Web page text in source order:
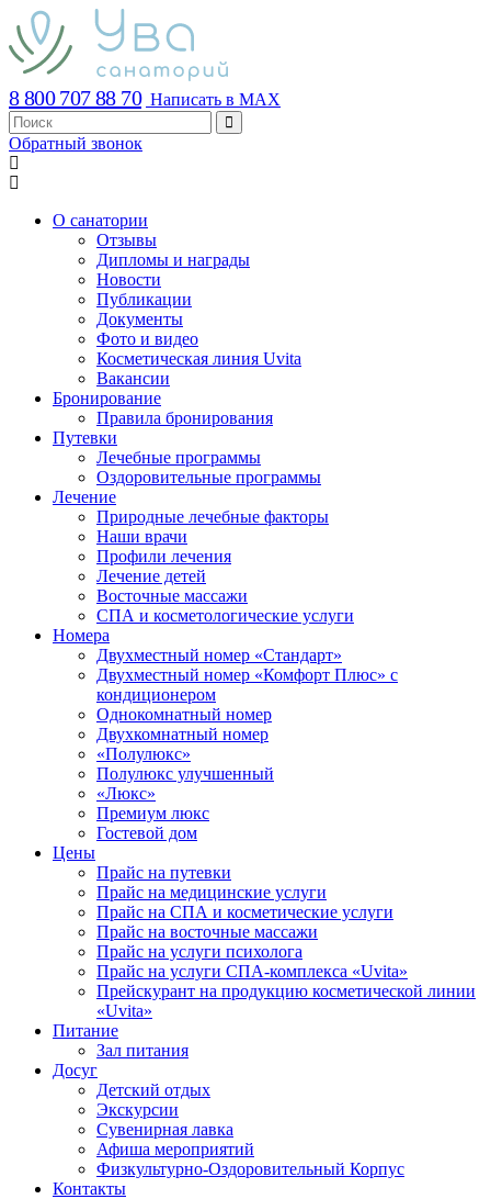
8 800 707 88 70 Написать в MAX
Обратный звонок
О санатории
Отзывы
Дипломы и награды
Новости
Публикации
Документы
Фото и видео
Косметическая линия Uvita
Вакансии
Бронирование
Правила бронирования
Путевки
Лечебные программы
Оздоровительные программы
Лечение
Природные лечебные факторы
Наши врачи
Профили лечения
Лечение детей
Восточные массажи
СПА и косметологические услуги
Номера
Двухместный номер «Стандарт»
Двухместный номер «Комфорт Плюс» с
кондиционером
Однокомнатный номер
Двухкомнатный номер
«Полулюкс»
Полулюкс улучшенный
«Люкс»
Премиум люкс
Гостевой дом
Цены
Прайс на путевки
Прайс на медицинские услуги
Прайс на СПА и косметические услуги
Прайс на восточные массажи
Прайс на услуги психолога
Прайс на услуги СПА-комплекса «Uvita»
Прейскурант на продукцию косметической линии
«Uvita»
Питание
Зал питания
Досуг
Детский отдых
Экскурсии
Сувенирная лавка
Афиша мероприятий
Физкультурно-Оздоровительный Корпус
Контакты